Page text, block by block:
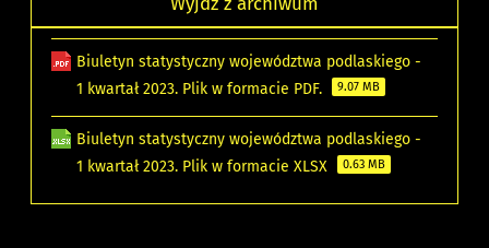
Biuletyn statystyczny województwa podlaskiego -
1 kwartał 2023. Plik w formacie PDF.
9.07 MB
Biuletyn statystyczny województwa podlaskiego -
1 kwartał 2023. Plik w formacie XLSX
0.63 MB